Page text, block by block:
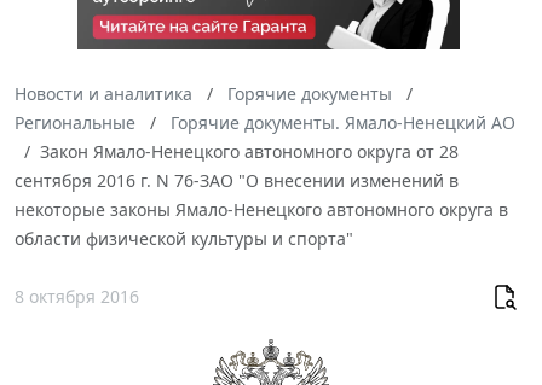
Новости и аналитика
Горячие документы
Региональные
Горячие документы. Ямало-Ненецкий АО
Закон Ямало-Ненецкого автономного округа от 28
сентября 2016 г. N 76-ЗАО "О внесении изменений в
некоторые законы Ямало-Ненецкого автономного округа в
области физической культуры и спорта"
8 октября 2016